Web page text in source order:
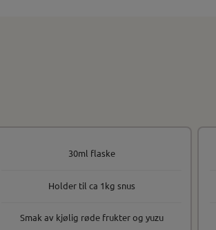
30ml flaske
Holder til ca 1kg snus
Smak av kjølig røde frukter og yuzu